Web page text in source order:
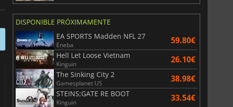
DISPONIBLE PRÓXIMAMENTE
EA SPORTS Madden NFL 27
Eneba 59.80€
Hell Let Loose Vietnam
Kinguin 26.10€
The Sinking City 2
Gamesplanet US 38.98€
STEINS;GATE RE BOOT
Kinguin 33.54€